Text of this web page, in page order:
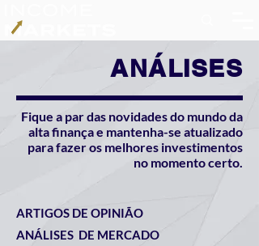
ANÁLISES
Fique a par das novidades do mundo da
alta finança e mantenha-se atualizado
para fazer os melhores investimentos
no momento certo.
ARTIGOS DE OPINIÃO
ANÁLISES DE MERCADO